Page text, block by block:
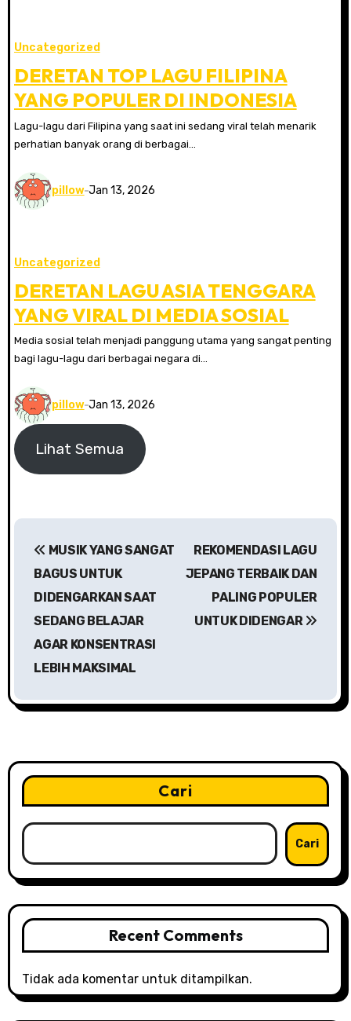
Uncategorized
DERETAN TOP LAGU FILIPINA
YANG POPULER DI INDONESIA
Lagu-lagu dari Filipina yang saat ini sedang viral telah menarik
perhatian banyak orang di berbagai…
pillow Jan 13, 2026
Uncategorized
DERETAN LAGU ASIA TENGGARA
YANG VIRAL DI MEDIA SOSIAL
Media sosial telah menjadi panggung utama yang sangat penting
bagi lagu-lagu dari berbagai negara di…
pillow Jan 13, 2026
Lihat Semua
N
a
i
p
o
s
MUSIK YANG SANGAT
BAGUS UNTUK
DIDENGARKAN SAAT
SEDANG BELAJAR
AGAR KONSENTRASI
LEBIH MAKSIMAL
REKOMENDASI LAGU
JEPANG TERBAIK DAN
PALING POPULER
UNTUK DIDENGAR
Cari
Cari
Recent Comments
Tidak ada komentar untuk ditampilkan.